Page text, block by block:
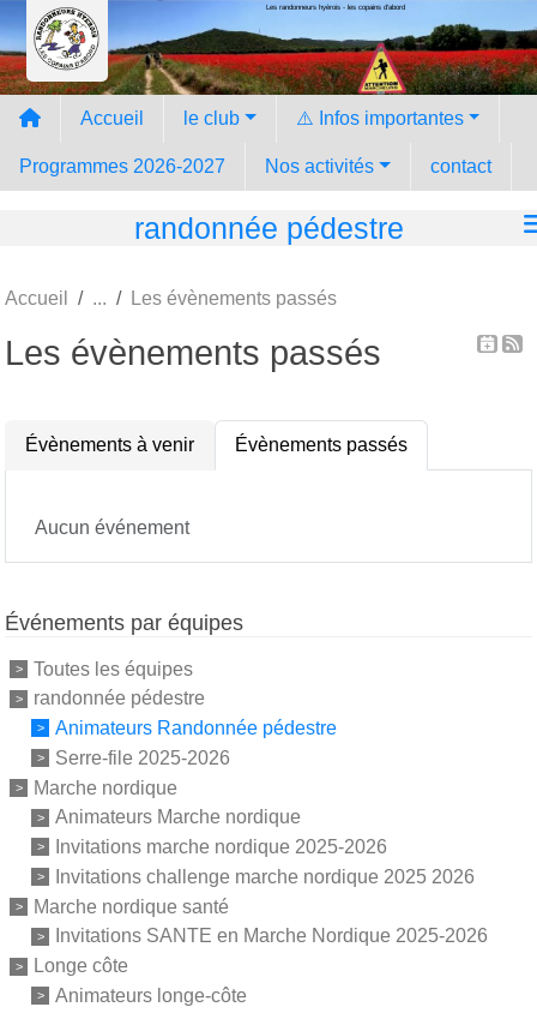
Les randonneurs hyèrois - les copains d'abord
Accueil le club ⚠️ Infos importantes
Programmes 2026-2027 Nos activités contact
randonnée pédestre
Accueil Les évènements passés
Les évènements passés
Évènements à venir Évènements passés
Aucun événement
Événements par équipes
Toutes les équipes
randonnée pédestre
Animateurs Randonnée pédestre
Serre-file 2025-2026
Marche nordique
Animateurs Marche nordique
Invitations marche nordique 2025-2026
Invitations challenge marche nordique 2025 2026
Marche nordique santé
Invitations SANTE en Marche Nordique 2025-2026
Longe côte
Animateurs longe-côte
Panneau de gestion des cookies